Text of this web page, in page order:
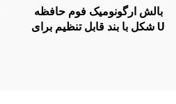
بالش ارگونومیک فوم حافظه
U شکل با بند قابل تنظیم برای